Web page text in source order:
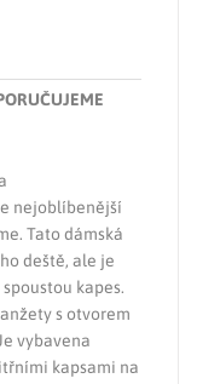
nejoblíbenější
Tato dámská
deště, ale je
kapes.
s otvorem
vybavena
kapsami na